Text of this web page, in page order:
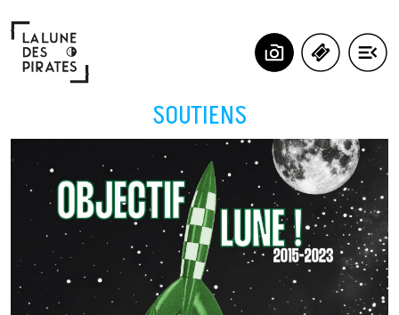
SOUTIENS